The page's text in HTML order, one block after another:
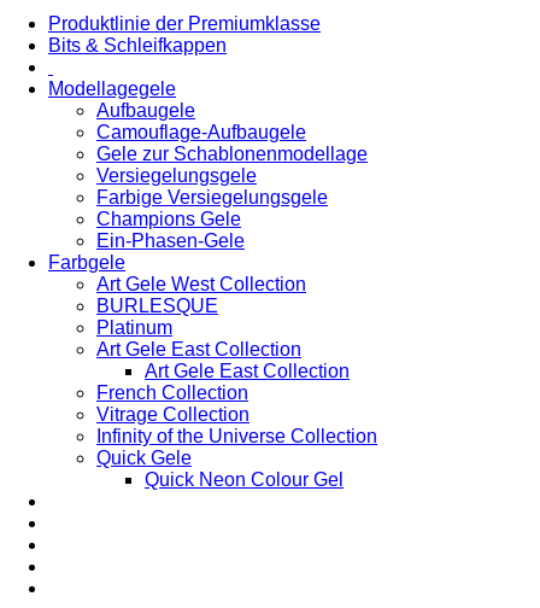
Produktlinie der Premiumklasse
Bits & Schleifkappen
Modellagegele
Aufbaugele
Camouflage-Aufbaugele
Gele zur Schablonenmodellage
Versiegelungsgele
Farbige Versiegelungsgele
Champions Gele
Ein-Phasen-Gele
Farbgele
Art Gele West Collection
BURLESQUE
Platinum
Art Gele East Collection
Art Gele East Collection
French Collection
Vitrage Collection
Infinity of the Universe Collection
Quick Gele
Quick Neon Colour Gel